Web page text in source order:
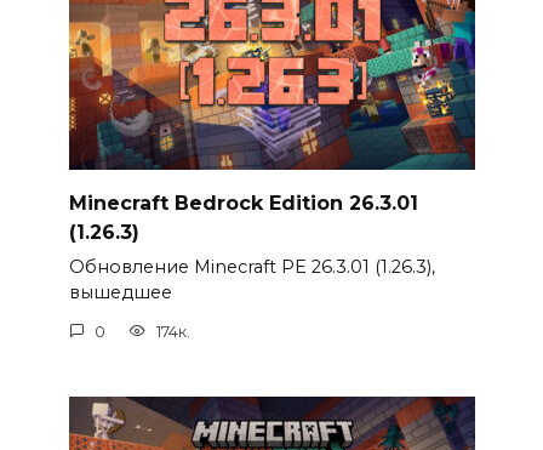
Minecraft Bedrock Edition 26.3.01
(1.26.3)
Обновление Minecraft PE 26.3.01 (1.26.3),
вышедшее
0 174к.